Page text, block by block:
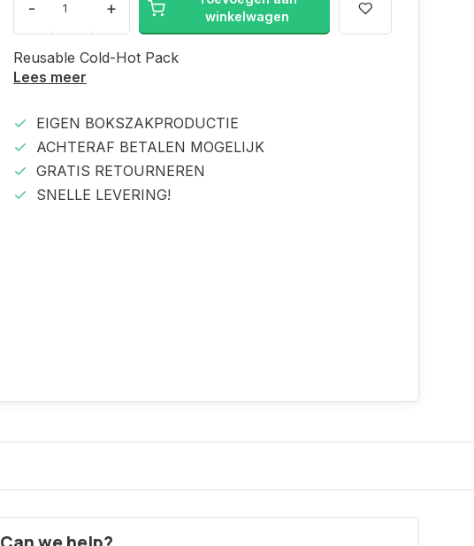
- +
winkelwagen
Reusable Cold-Hot Pack
Lees meer
EIGEN BOKSZAKPRODUCTIE
ACHTERAF BETALEN MOGELIJK
GRATIS RETOURNEREN
SNELLE LEVERING!